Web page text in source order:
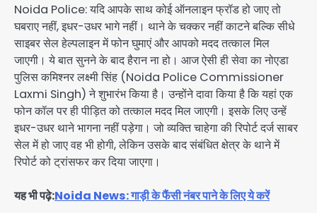
Noida Police: यदि आपके साथ कोई ऑनलाइन फ्रॉड हो जाए तो
घबराए नहीं, इधर-उधर भागे नहीं। थाने के चक्कर नहीं काटने बल्कि सीधे
साइबर सेल हेल्पलाइन में फोन घुमाएं और आपको मदद तत्काल मिल
जाएगी। ये बात सुनने के बाद हैरान ना हो। आज ऐसी ही सेवा का नोएडा
पुलिस कमिश्नर लक्ष्मी सिंह (Noida Police Commissioner
Laxmi Singh) ने शुभारंभ किया है। उन्होंने दावा किया है कि यहां एक
फोन कॉल पर ही पीड़ित को तत्काल मदद मिल जाएगी। इसके लिए उन्हें
इधर-उधर थाने भागना नहीं पड़ेगा। जो व्यक्ति चाहेगा की रिपोर्ट दर्ज साबर
सेल में हो जाए वह भी होगी, लेकिन उसके बाद संबंधित क्षेत्र के थाने में
रिपोर्ट को ट्रांसफर कर दिया जाएगा।
यह भी पढ़े:Noida News: गाड़ी के फैंसी नंबर पाने के लिए ये करें